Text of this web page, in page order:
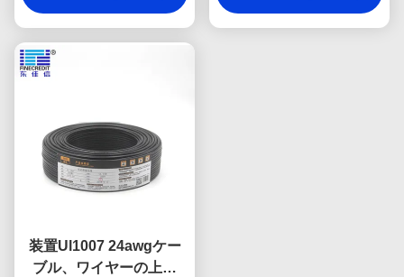
装置Ul1007 24awgケー
ブル、ワイヤーの上の